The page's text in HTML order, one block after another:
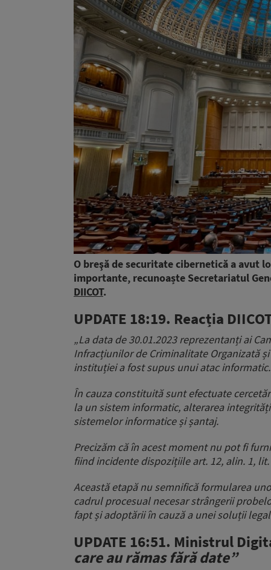
O breşă de securitate cibernetică a avut
importante, recunoaște Secretariatul
DIICOT.
UPDATE 18:19. Reacția
„La data de 30.01.2023 reprezentanți ai
Infracțiunilor de Criminalitate Organizată
instituției a fost supus unui atac informatic.
În cauza constituită sunt efectuate
la un sistem informatic, alterarea
sistemelor informatice și șantaj.
Precizăm că în acest moment nu pot fi
fiind incidente dispozițiile art. 12, alin. 1, lit.
Această etapă nu semnifică formularea
cadrul procesual necesar strângerii
fapt și adoptării în cauză a unei soluții
UPDATE 16:51. Ministrul
care au rămas fără date”